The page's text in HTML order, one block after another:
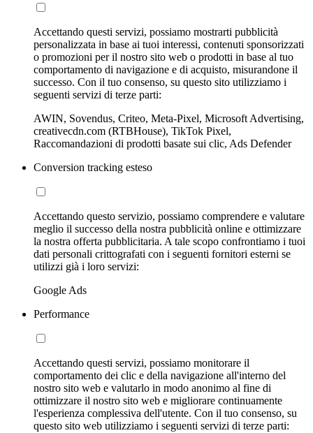
Accettando questi servizi, possiamo mostrarti pubblicità
personalizzata in base ai tuoi interessi, contenuti sponsorizzati
o promozioni per il nostro sito web o prodotti in base al tuo
comportamento di navigazione e di acquisto, misurandone il
successo. Con il tuo consenso, su questo sito utilizziamo i
seguenti servizi di terze parti:
AWIN, Sovendus, Criteo, Meta-Pixel, Microsoft Advertising,
creativecdn.com (RTBHouse), TikTok Pixel,
Raccomandazioni di prodotti basate sui clic, Ads Defender
Conversion tracking esteso
Accettando questo servizio, possiamo comprendere e valutare
meglio il successo della nostra pubblicità online e ottimizzare
la nostra offerta pubblicitaria. A tale scopo confrontiamo i tuoi
dati personali crittografati con i seguenti fornitori esterni se
utilizzi già i loro servizi:
Google Ads
Performance
Accettando questi servizi, possiamo monitorare il
comportamento dei clic e della navigazione all'interno del
nostro sito web e valutarlo in modo anonimo al fine di
ottimizzare il nostro sito web e migliorare continuamente
l'esperienza complessiva dell'utente. Con il tuo consenso, su
questo sito web utilizziamo i seguenti servizi di terze parti: